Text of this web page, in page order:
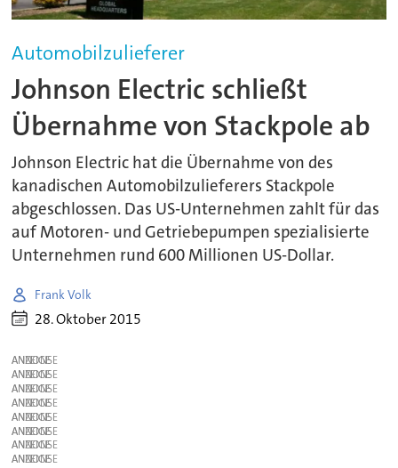
Automobilzulieferer
Johnson Electric schließt
Übernahme von Stackpole ab
Johnson Electric hat die Übernahme von des
kanadischen Automobilzulieferers Stackpole
abgeschlossen. Das US-Unternehmen zahlt für das
auf Motoren- und Getriebepumpen spezialisierte
Unternehmen rund 600 Millionen US-Dollar.
Frank Volk
28. Oktober 2015
ANZEIGE
ANZEIGE
ANZEIGE
ANZEIGE
ANZEIGE
ANZEIGE
ANZEIGE
ANZEIGE